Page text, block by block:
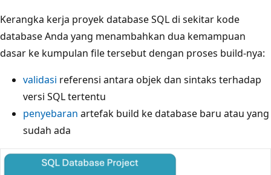
Kerangka kerja proyek database SQL di sekitar kode
database Anda yang menambahkan dua kemampuan
dasar ke kumpulan file tersebut dengan proses build-nya:
validasi referensi antara objek dan sintaks terhadap
versi SQL tertentu
penyebaran artefak build ke database baru atau yang
sudah ada